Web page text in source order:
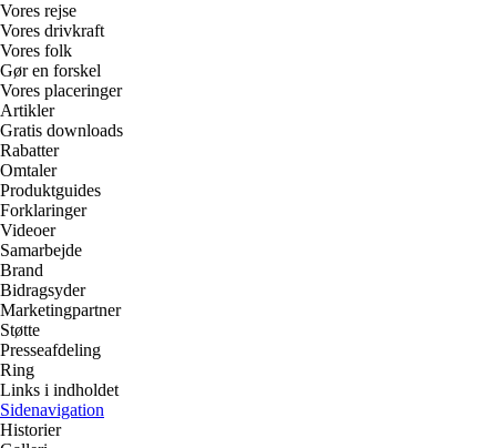
Vores rejse
Vores drivkraft
Vores folk
Gør en forskel
Vores placeringer
Artikler
Gratis downloads
Rabatter
Omtaler
Produktguides
Forklaringer
Videoer
Samarbejde
Brand
Bidragsyder
Marketingpartner
Støtte
Presseafdeling
Ring
Links i indholdet
Sidenavigation
Historier